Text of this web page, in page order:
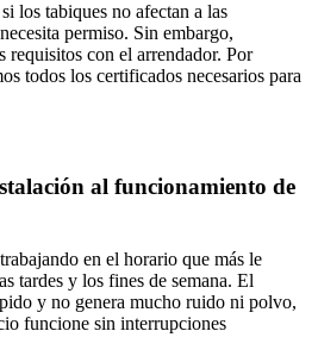
los tabiques no afectan a las
permiso. Sin embargo,
requisitos con el arrendador. Por
todos los certificados necesarios para
al funcionamiento de
en el horario que más le
tardes y los fines de semana. El
y no genera mucho ruido ni polvo,
funcione sin interrupciones